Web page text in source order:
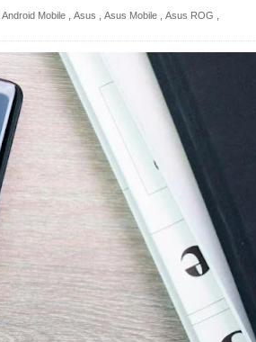
Android Mobile Asus Asus Mobile Asus ROG